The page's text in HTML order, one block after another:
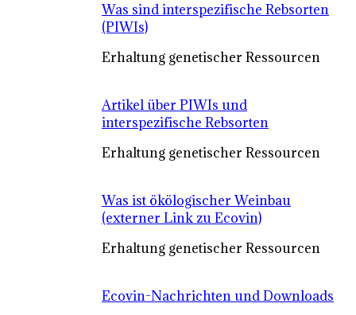
Was sind interspezifische Rebsorten
(PIWIs)
Erhaltung genetischer Ressourcen
Artikel über PIWIs und
interspezifische Rebsorten
Erhaltung genetischer Ressourcen
Was ist ökölogischer Weinbau
(externer Link zu Ecovin)
Erhaltung genetischer Ressourcen
Ecovin-Nachrichten und Downloads